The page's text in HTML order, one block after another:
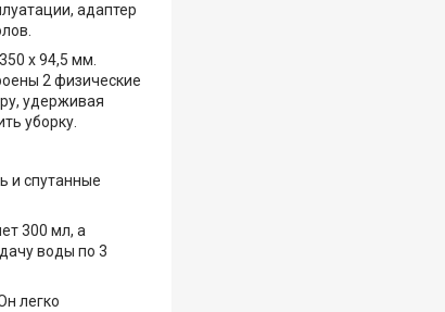
адаптер
х 94,5 мм.
2 физические
удерживая
уборку.
и спутанные
300 мл, а
воды по 3
легко